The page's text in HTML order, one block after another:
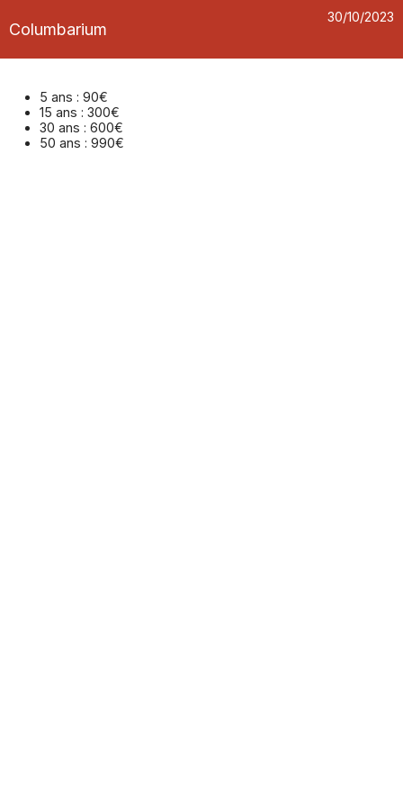
Columbarium
30/10/2023
5 ans : 90€
15 ans : 300€
30 ans : 600€
50 ans : 990€